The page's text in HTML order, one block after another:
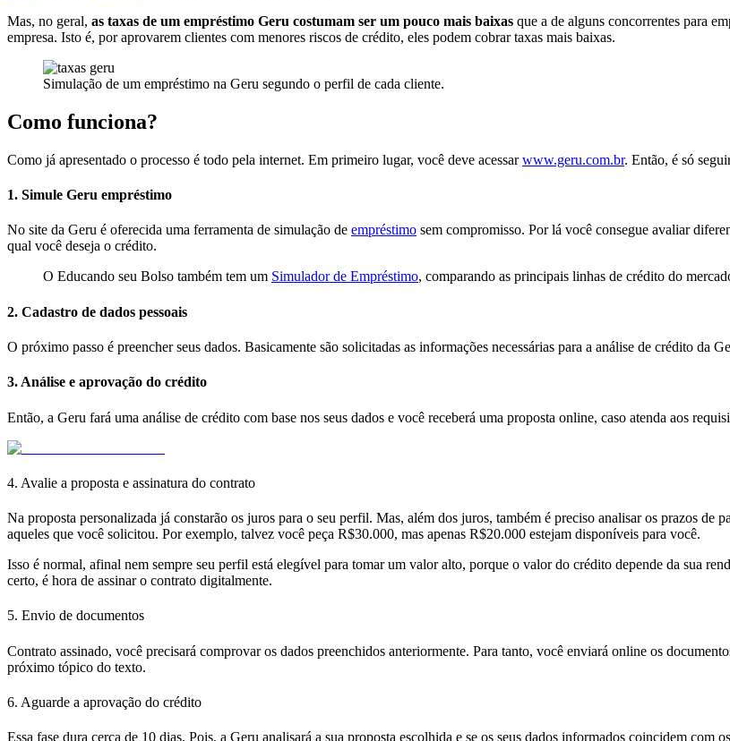
Mas, no geral, as taxas de um empréstimo Geru costumam ser um pouco mais baixas que a de alguns concorrentes para
empresa. Isto é, por aprovarem clientes com menores riscos de crédito, eles podem cobrar taxas mais baixas.
Simulação de um empréstimo na Geru segundo o perfil de cada cliente.
Como funciona?
Como já apresentado o processo é todo pela internet. Em primeiro lugar, você deve acessarwww.geru.com.br. Então, é só
1. Simule Geru empréstimo
No site da Geru é oferecida uma ferramenta de simulação de empréstimo sem compromisso. Por lá você consegue avaliar
qual você deseja o crédito.
O Educando seu Bolso também tem um Simulador de Empréstimo, comparando as principais linhas de crédito do
2. Cadastro de dados pessoais
O próximo passo é preencher seus dados. Basicamente são solicitadas as informações necessárias para a análise de crédito da
3. Análise e aprovação do crédito
Então, a Geru fará uma análise de crédito com base nos seus dados e você receberá uma proposta online, caso atenda aos
4. Avalie a proposta e assinatura do contrato
Na proposta personalizada já constarão os juros para o seu perfil. Mas, além dos juros, também é preciso analisar os prazos de
aqueles que você solicitou. Por exemplo, talvez você peça R$30.000, mas apenas R$20.000 estejam disponíveis para você.
Isso é normal, afinal nem sempre seu perfil está elegível para tomar um valor alto, porque o valor do crédito depende da sua
certo, é hora de assinar o contrato digitalmente.
5. Envio de documentos
Contrato assinado, você precisará comprovar os dados preenchidos anteriormente. Para tanto, você enviará online os
próximo tópico do texto.
6. Aguarde a aprovação do crédito
Essa fase dura cerca de 10 dias. Pois, a Geru analisará a sua proposta escolhida e se os seus dados informados coincidem com